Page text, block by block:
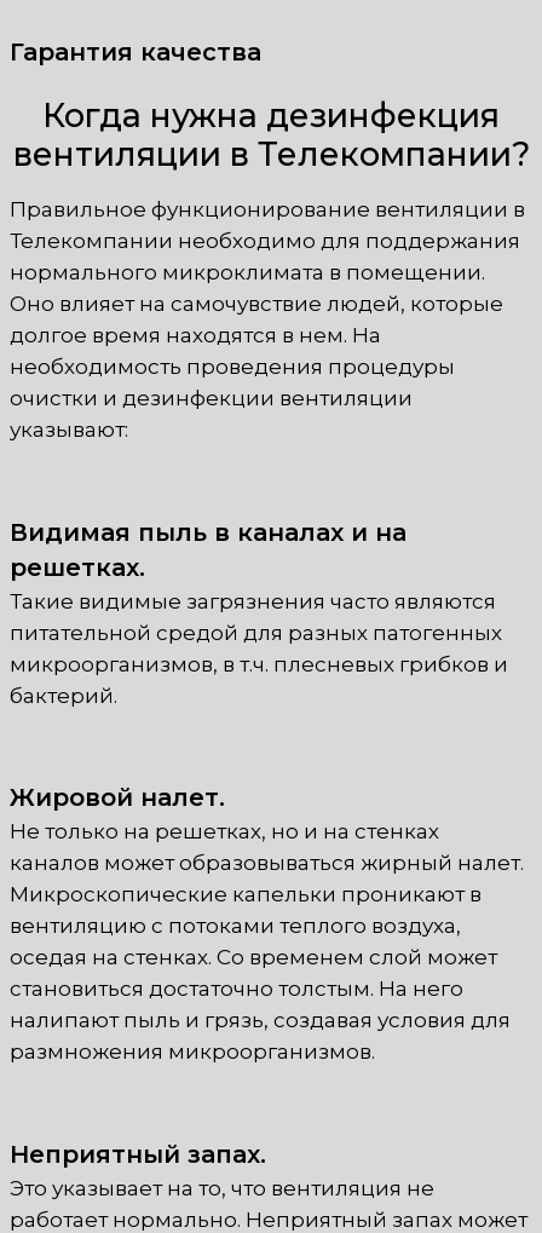
Гарантия качества
Когда нужна дезинфекция
вентиляции в Телекомпании?
Правильное функционирование вентиляции в
Телекомпании необходимо для поддержания
нормального микроклимата в помещении.
Оно влияет на самочувствие людей, которые
долгое время находятся в нем. На
необходимость проведения процедуры
очистки и дезинфекции вентиляции
указывают:
Видимая пыль в каналах и на
решетках.
Такие видимые загрязнения часто являются
питательной средой для разных патогенных
микроорганизмов, в т.ч. плесневых грибков и
бактерий.
Жировой налет.
Не только на решетках, но и на стенках
каналов может образовываться жирный налет.
Микроскопические капельки проникают в
вентиляцию с потоками теплого воздуха,
оседая на стенках. Со временем слой может
становиться достаточно толстым. На него
налипают пыль и грязь, создавая условия для
размножения микроорганизмов.
Неприятный запах.
Это указывает на то, что вентиляция не
работает нормально. Неприятный запах может